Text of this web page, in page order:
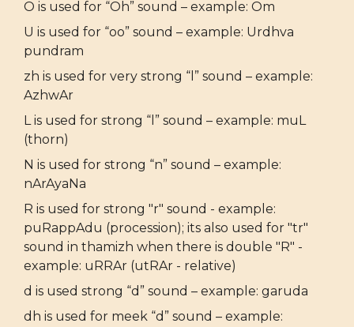
O is used for “Oh” sound – example: Om
U is used for “oo” sound – example: Urdhva
pundram
zh is used for very strong “l” sound – example:
AzhwAr
L is used for strong “l” sound – example: muL
(thorn)
N is used for strong “n” sound – example:
nArAyaNa
R is used for strong "r" sound - example:
puRappAdu (procession); its also used for "tr"
sound in thamizh when there is double "R" -
example: uRRAr (utRAr - relative)
d is used strong “d” sound – example: garuda
dh is used for meek “d” sound – example: